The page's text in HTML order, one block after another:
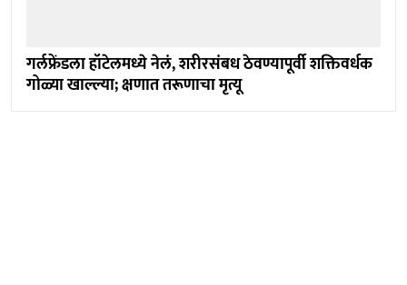
गर्लफ्रेंडला हॉटेलमध्ये नेलं, शरीरसंबध ठेवण्यापूर्वी शक्तिवर्धक
गोळ्या खाल्ल्या; क्षणात तरूणाचा मृत्यू